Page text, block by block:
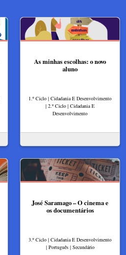
As minhas escolhas: o novo
aluno
1.º Ciclo | Cidadania E Desenvolvimento
| 2.º Ciclo | Cidadania E
Desenvolvimento
José Saramago – O cinema e
os documentários
3.º Ciclo | Cidadania E Desenvolvimento
| Português | Secundário